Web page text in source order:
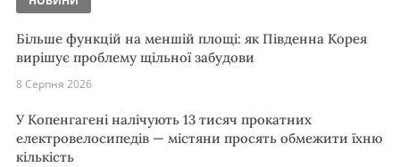
Більше функцій на меншій площі: як Південна Корея
вирішує проблему щільної забудови
8 Серпня 2026
У Копенгагені налічують 13 тисяч прокатних
електровелосипедів — містяни просять обмежити їхню
кількість